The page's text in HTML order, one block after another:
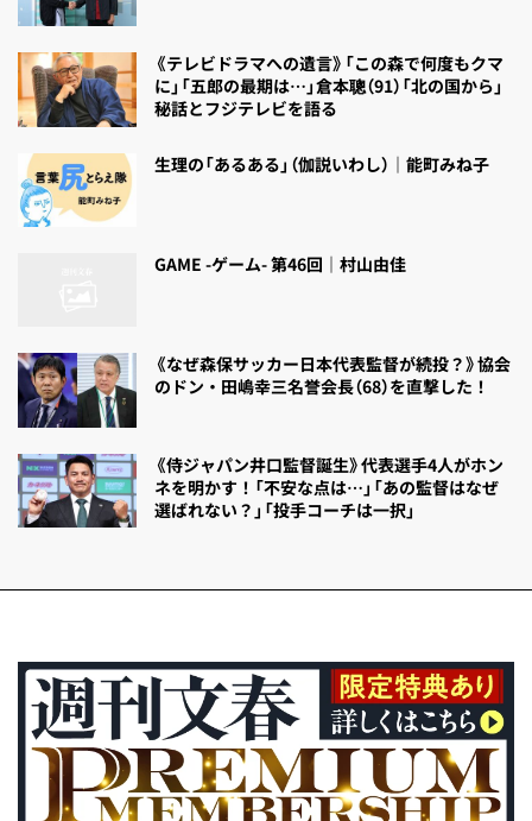
《テレビドラマへの遺言》「この森で何度もクマ
に」「五郎の最期は…」倉本聰（91）「北の国から」
秘話とフジテレビを語る
生理の「あるある」（伽説いわし）｜能町みね子
GAME -ゲーム- 第46回｜村山由佳
《なぜ森保サッカー日本代表監督が続投？》協会
のドン・田嶋幸三名誉会長（68）を直撃した！
《侍ジャパン井口監督誕生》代表選手4人がホン
ネを明かす！「不安な点は…」「あの監督はなぜ
選ばれない？」「投手コーチは一択」